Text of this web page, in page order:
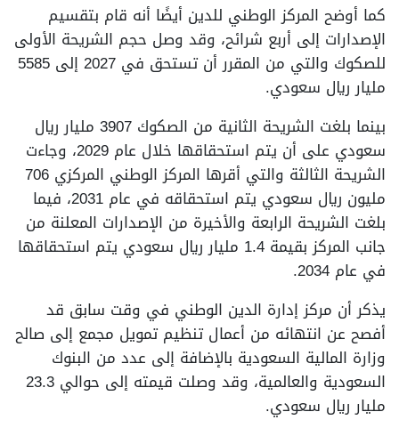
كما أوضح المركز الوطني للدين أيضًا أنه قام بتقسيم
الإصدارات إلى أربع شرائح، وقد وصل حجم الشريحة الأولى
للصكوك والتي من المقرر أن تستحق في 2027 إلى 5585
مليار ريال سعودي.
بينما بلغت الشريحة الثانية من الصكوك 3907 مليار ريال
سعودي على أن يتم استحقاقها خلال عام 2029، وجاءت
الشريحة الثالثة والتي أقرها المركز الوطني المركزي 706
مليون ريال سعودي يتم استحقاقه في عام 2031، فيما
بلغت الشريحة الرابعة والأخيرة من الإصدارات المعلنة من
جانب المركز بقيمة 1.4 مليار ريال سعودي يتم استحقاقها
في عام 2034.
يذكر أن مركز إدارة الدين الوطني في وقت سابق قد
أفصح عن انتهائه من أعمال تنظيم تمويل مجمع إلى صالح
وزارة المالية السعودية بالإضافة إلى عدد من البنوك
السعودية والعالمية، وقد وصلت قيمته إلى حوالي 23.3
مليار ريال سعودي.